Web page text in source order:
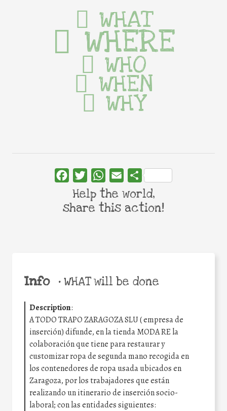
Info •WHAT will be done
Description:
A TODO TRAPO ZARAGOZA SLU ( empresa de
inserción) difunde, en la tienda MODA RE la
colaboración que tiene para restaurar y
customizar ropa de segunda mano recogida en
los contenedores de ropa usada ubicados en
Zaragoza, por los trabajadores que están
realizando un itinerario de inserción socio-
laboral; con las entidades siguientes:
WHAT
WHERE
WHO
WHEN
WHY
FacebookTwitterWhatsApp
Email Share
Help the world,
share this action!